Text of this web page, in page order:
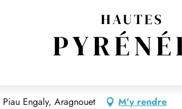
Engaly, Aragnouet M'y rendre